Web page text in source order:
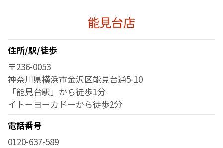
能見台店
住所/駅/徒歩
〒236-0053
神奈川県横浜市金沢区能見台通5-10
「能見台駅」から徒歩1分
イトーヨーカドーから徒歩2分
電話番号
0120-637-589